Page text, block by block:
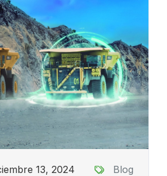
13, 2024 Blog